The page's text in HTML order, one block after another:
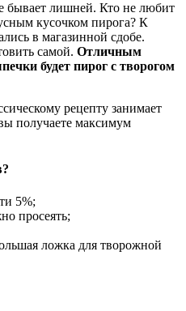
бывает лишней. Кто не любит
кусочком пирога? К
в магазинной сдобе.
самой. Отличным
будет пирог с творогом
рецепту занимает
получаете максимум
5%;
просеять;
ложка для творожной